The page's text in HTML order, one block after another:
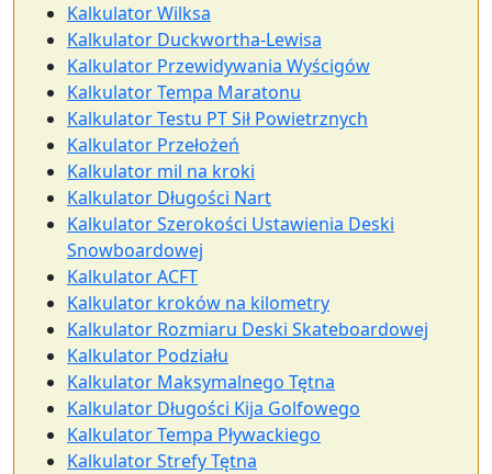
Kalkulator Wilksa
Kalkulator Duckwortha-Lewisa
Kalkulator Przewidywania Wyścigów
Kalkulator Tempa Maratonu
Kalkulator Testu PT Sił Powietrznych
Kalkulator Przełożeń
Kalkulator mil na kroki
Kalkulator Długości Nart
Kalkulator Szerokości Ustawienia Deski
Snowboardowej
Kalkulator ACFT
Kalkulator kroków na kilometry
Kalkulator Rozmiaru Deski Skateboardowej
Kalkulator Podziału
Kalkulator Maksymalnego Tętna
Kalkulator Długości Kija Golfowego
Kalkulator Tempa Pływackiego
Kalkulator Strefy Tętna